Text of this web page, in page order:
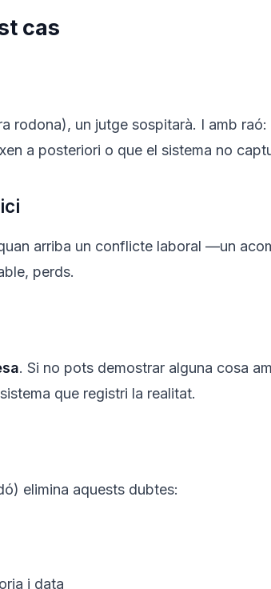
cas
rodona), un jutge sospitarà. I amb raó:
a posteriori o que el sistema no
arriba un conflicte laboral —un
perds.
. Si no pots demostrar alguna cosa
que registri la realitat.
elimina aquests dubtes:
i data